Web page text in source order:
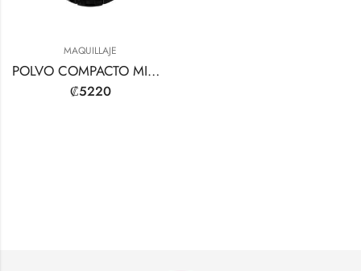
MAQUILLAJE
POLVO COMPACTO MINERAL INTENSO
₡5220